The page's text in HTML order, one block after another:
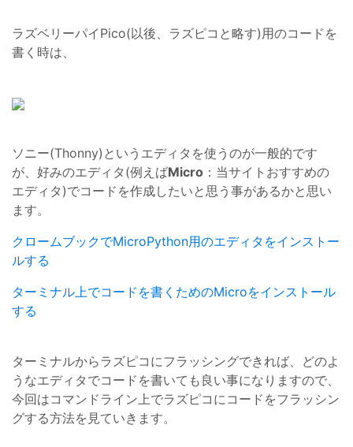
ラズベリーパイPico(以後、ラズピコと略す)用のコードを
書く時は、
ソニー(Thonny)というエディタを使うのが一般的です
が、好みのエディタ(例えばMicro ：当サイトおすすめの
エディタ)でコードを作成したいと思う事があるかと思い
ます。
クロームブックでMicroPython用のエディタをインストー
ルする
ターミナル上でコードを書くためのMicroをインストール
する
ターミナルからラズピコにフラッシングできれば、どのよ
うなエディタでコードを書いても良い事になりますので、
今回はコマンドライン上でラズピコにコードをフラッシン
グする方法を見ていきます。